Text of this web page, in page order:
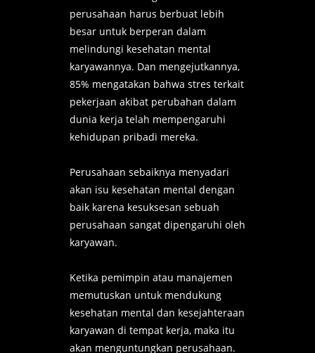
perusahaan harus berbuat lebih
besar untuk berperan dalam
melindungi kesehatan mental
karyawannya. Dan mengejutkannya,
85% mengatakan bahwa stres terkait
pekerjaan akibat perubahan dalam
dunia kerja telah mempengaruhi
kehidupan pribadi mereka.
Perusahaan sebaiknya menyadari
akan isu kesehatan mental dengan
baik karena kesuksesan sebuah
perusahaan sangat dipengaruhi oleh
karyawan.
Ketika pemimpin atau manajemen
memutuskan untuk mendukung
kesehatan mental dan kesejahteraan
karyawan di tempat kerja, maka itu
akan menguntungkan perusahaan.